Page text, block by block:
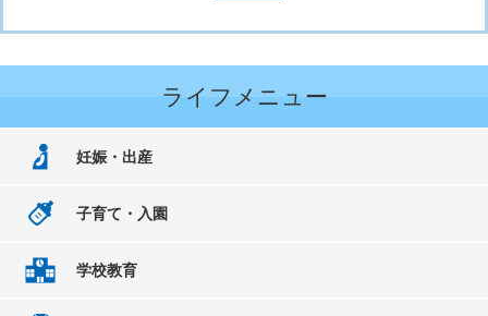
ライフメニュー
妊娠・出産
子育て・入園
学校教育